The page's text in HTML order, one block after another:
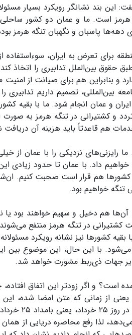
این بند نشانگر رویکرد بسیار
هرمز است. ما و عمان دو کشور
پاسبان و نگهبان تنگه هرمز
برای تعرض به ایران، سوءاستفاده
حقوق بین‌الملل تدابیری را اتخاذ
و بنابراین هم برای صیانت از امنیت
تصمیم داریم تدابیری را
و عمان انجام شود. ما با بقیه
و کشتیرانی در تنگه هرمز به صورت
هم قاعدتاً باید هزینه آن
رایزنی‌های نزدیکی را با عمان از
داد. با عمان تا حدود زیادی
هم قرار است صحبت کنیم.
تنگه خواهیم بود.
هم دخیل و سهیم خواهند بود یا
کشتیرانی در تنگه هرمز منتفع
کشورها نیز نشانه رویکرد
با این حال، این موضوع بین
جهات ذی‌ربط مشورت خواهد شد.
و اگر زودتر این اتفاق افتاده،
یعنی از زمانی که متن امضا شده،
می‌شد. تعهد آمریکا به دلیل، که عرض کردم،
می‌دهد، لذا رفع محاصره دریایی از